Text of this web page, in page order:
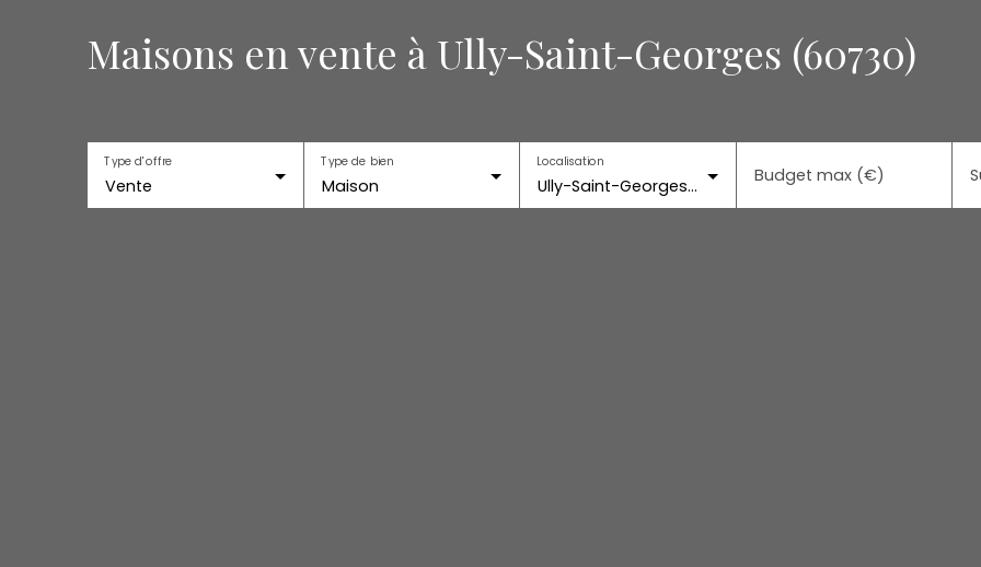
Maisons en vente à Ully-Saint-Georges (60730)
Vente
Type d'offre
Maison
Type de bien
Ully-Saint-Georges (60730)
Localisation
Budget max (€)